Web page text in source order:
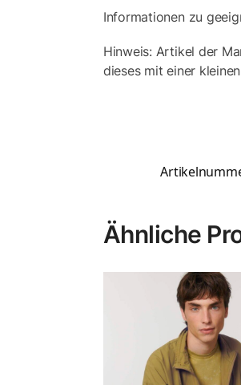
Informationen zu
Hinweis: Artikel der
dieses mit einer
Ähnliche